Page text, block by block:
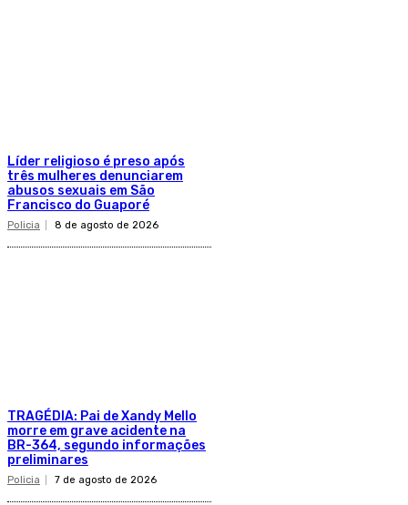
Líder religioso é preso após
três mulheres denunciarem
abusos sexuais em São
Francisco do Guaporé
Policia 8 de agosto de 2026
TRAGÉDIA: Pai de Xandy Mello
morre em grave acidente na
BR-364, segundo informações
preliminares
Policia 7 de agosto de 2026